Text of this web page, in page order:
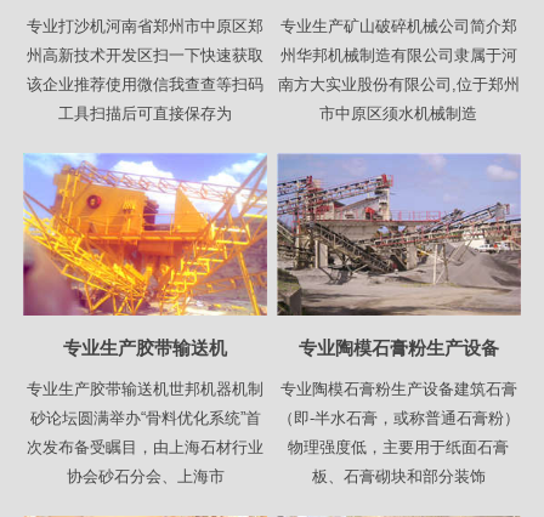
专业打沙机河南省郑州市中原区郑
州高新技术开发区扫一下快速获取
该企业推荐使用微信我查查等扫码
工具扫描后可直接保存为
专业生产矿山破碎机械公司简介郑
州华邦机械制造有限公司隶属于河
南方大实业股份有限公司,位于郑州
市中原区须水机械制造
专业生产胶带输送机
专业生产胶带输送机世邦机器机制
砂论坛圆满举办“骨料优化系统”首
次发布备受瞩目，由上海石材行业
协会砂石分会、上海市
专业陶模石膏粉生产设备
专业陶模石膏粉生产设备建筑石膏
（即-半水石膏，或称普通石膏粉）
物理强度低，主要用于纸面石膏
板、石膏砌块和部分装饰